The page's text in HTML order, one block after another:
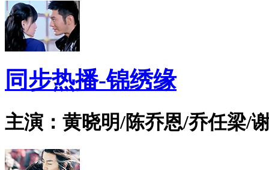
同步热播-锦绣缘
主演：黄晓明/陈乔恩/乔任梁/